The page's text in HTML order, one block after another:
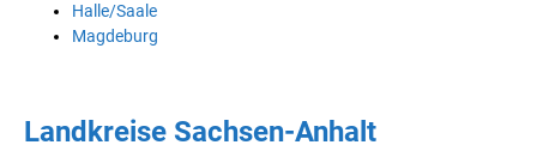
Halle/Saale
Magdeburg
Landkreise Sachsen-Anhalt